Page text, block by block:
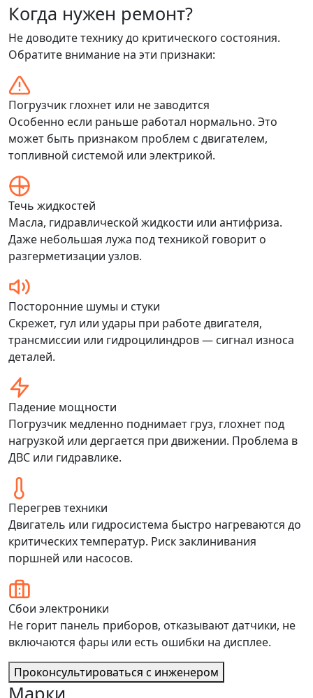
Когда нужен ремонт?
Не доводите технику до критического состояния.
Обратите внимание на эти признаки:
Погрузчик глохнет или не заводится
Особенно если раньше работал нормально. Это
может быть признаком проблем с двигателем,
топливной системой или электрикой.
Течь жидкостей
Масла, гидравлической жидкости или антифриза.
Даже небольшая лужа под техникой говорит о
разгерметизации узлов.
Посторонние шумы и стуки
Скрежет, гул или удары при работе двигателя,
трансмиссии или гидроцилиндров — сигнал износа
деталей.
Падение мощности
Погрузчик медленно поднимает груз, глохнет под
нагрузкой или дергается при движении. Проблема в
ДВС или гидравлике.
Перегрев техники
Двигатель или гидросистема быстро нагреваются до
критических температур. Риск заклинивания
поршней или насосов.
Сбои электроники
Не горит панель приборов, отказывают датчики, не
включаются фары или есть ошибки на дисплее.
Проконсультироваться с инженером
Марки